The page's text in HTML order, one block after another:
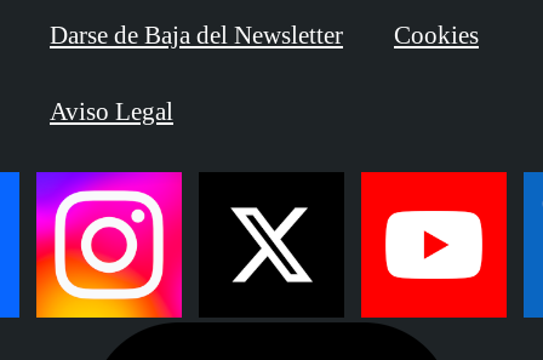
Darse de Baja del Newsletter Cookies
Aviso Legal